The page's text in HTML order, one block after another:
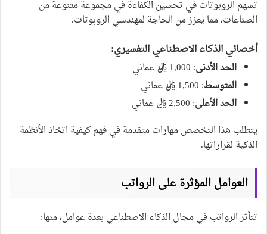
تسهم الروبوتات في تحسين الكفاءة في مجموعة متنوعة من
الصناعات، مما يعزز من الحاجة لمهندسي الروبوتات.
أخصائي الذكاء الاصطناعي التفسيري:
الحد الأدنى: 1,000 ريال عماني
المتوسط: 1,500 ريال عماني
الحد الأعلى: 2,500 ريال عماني
يتطلب هذا التخصص مهارات متقدمة في فهم كيفية اتخاذ الأنظمة
الذكية لقراراتها.
العوامل المؤثرة على الرواتب
تتأثر الرواتب في مجال الذكاء الاصطناعي بعدة عوامل، منها: